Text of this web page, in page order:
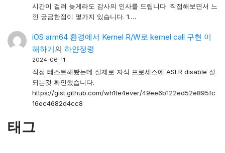
시간이 걸려 늦게라도 감사의 인사를 드립니다. 직접해보면서 느
낀 궁금한점이 몇가지 있습니다. 1.…
iOS arm64 환경에서 Kernel R/W로 kernel call 구현 이
해하기의 하얀정령
2024-06-11
직접 테스트해봤는데 실제로 자식 프로세스에 ASLR disable 잘
되는것 확인했습니다.
https://gist.github.com/wh1te4ever/49ee6b122ed52e895fc
16ec4682d4cc8
태그